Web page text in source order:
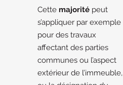
Cette majorité peut
s’appliquer par exemple
pour des travaux
affectant des parties
communes ou l’aspect
extérieur de l’immeuble,